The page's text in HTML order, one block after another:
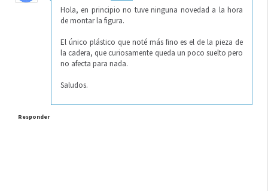
Hola, en principio no tuve ninguna novedad a la hora
de montar la figura.
El único plástico que noté más fino es el de la pieza de
la cadera, que curiosamente queda un poco suelto pero
no afecta para nada.
Saludos.
Responder